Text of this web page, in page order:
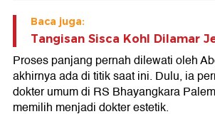
Baca juga:
Tangisan Sisca Kohl Dilamar
Proses panjang pernah dilewati oleh
akhirnya ada di titik saat ini. Dulu, ia
dokter umum di RS Bhayangkara
memilih menjadi dokter estetik.